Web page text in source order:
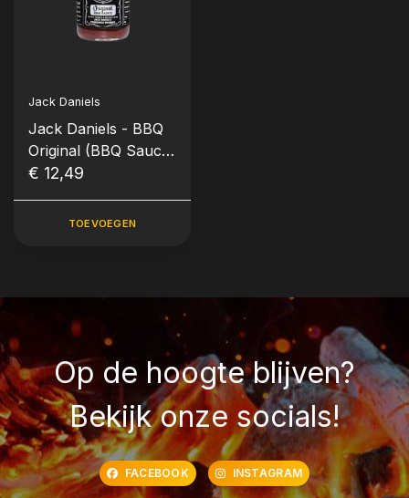
Jack Daniels
Jack Daniels - BBQ
Original (BBQ Sauce
- Fles 553 gram)
€ 12,49
TOEVOEGEN
Op de hoogte blijven?
Bekijk onze socials!
FACEBOOK INSTAGRAM